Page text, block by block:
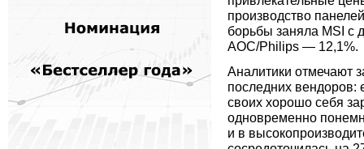
производство
борьбы заняла MSI с
AOC/Philips — 12,1%.
Аналитики отмечают
последних вендоров:
своих хорошо себя
одновременно
и в